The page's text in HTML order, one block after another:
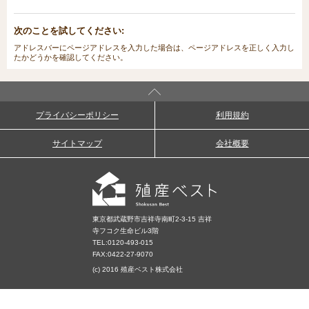
次のことを試してください:
アドレスバーにページアドレスを入力した場合は、ページアドレスを正しく入力し
たかどうかを確認してください。
プライバシーポリシー 利用規約
サイトマップ 会社概要
東京都武蔵野市吉祥寺南町2-3-15 吉祥
寺フコク生命ビル3階
TEL:0120-493-015
FAX:0422-27-9070
(c) 2016 殖産ベスト株式会社